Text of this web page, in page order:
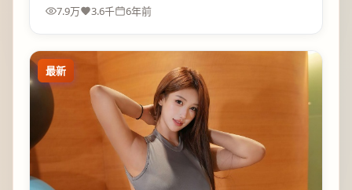
7.9万 3.6千 6年前
最新